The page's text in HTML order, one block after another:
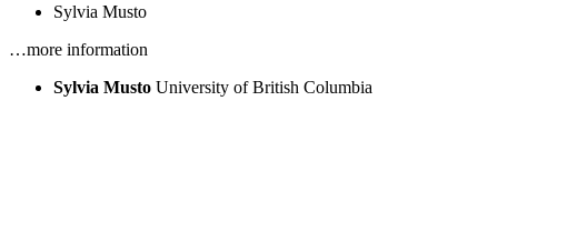
Sylvia Musto
…more information
Sylvia Musto University of British Columbia